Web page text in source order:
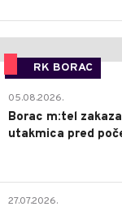
RK BORAC
05.08.2026.
Borac m:tel
utakmica pred
27.07.2026.